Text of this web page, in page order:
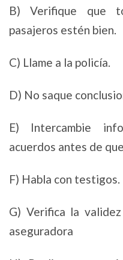
B) Verifique que
pasajeros estén bien.
C) Llame a la policía.
D) No saque
E) Intercambie
acuerdos antes de
F) Habla con testigos.
G) Verifica la
aseguradora